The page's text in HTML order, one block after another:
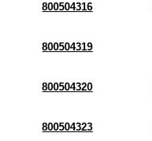
800504316
800504319
800504320
800504323